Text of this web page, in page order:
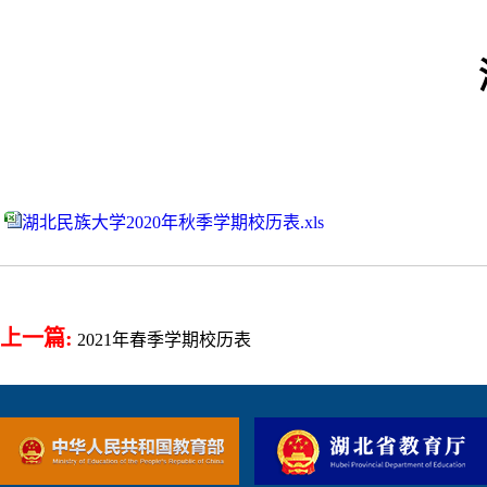
湖北民族大学2020年秋季学期校历表.xls
上一篇: 2021年春季学期校历表